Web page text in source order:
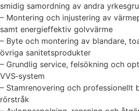
smidig samordning av andra
– Montering och injustering av
samt energieffektiv golvvärme
– Byte och montering av blandare,
övriga sanitetsprodukter
– Grundlig service, felsökning och
VVS‑system
– Stamrenovering och professionellt
rörstråk